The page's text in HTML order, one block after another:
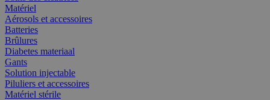
Matériel
Aérosols et accessoires
Batteries
Brûlures
Diabetes materiaal
Gants
Solution injectable
Piluliers et accessoires
Matériel stérile